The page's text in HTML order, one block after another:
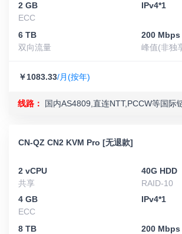
2 GB
ECC
IPv4*1
6 TB
双向流量
200 Mbps
峰值(非独
￥1083.33/月(按年)
线路： 国内AS4809,直连NTT,PCCW等国际
CN-QZ CN2 KVM Pro [无退款]
2 vCPU
共享
4 GB
ECC
40G HDD
RAID-10
IPv4*1
8 TB
200 Mbps